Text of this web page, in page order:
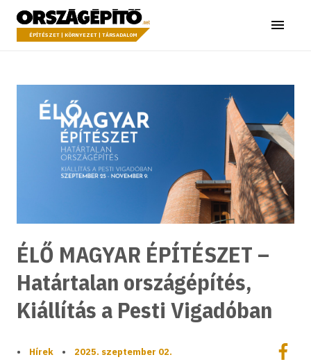
a tartalomhoz
Országépítő
ÉPÍTÉSZET | KÖRNYEZET | TÁRSADALOM Menü
ÉLŐ MAGYAR ÉPÍTÉSZET –
Határtalan országépítés,
Kiállítás a Pesti Vigadóban
• Hírek • 2025. szeptember 02.